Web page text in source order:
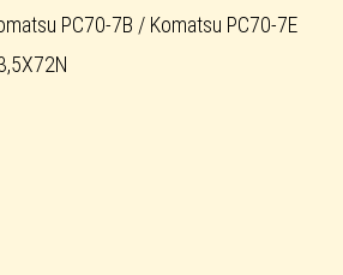
PC70-7B / Komatsu PC70-7E